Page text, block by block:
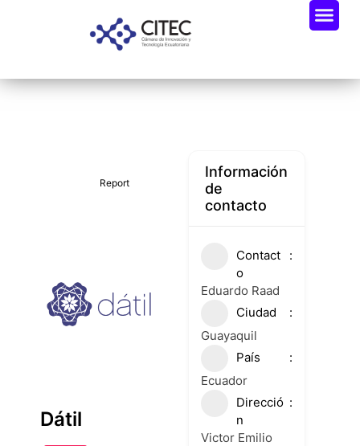
Report
Dátil
Información
de
contacto
Contact
o
Eduardo Raad
Ciudad
Guayaquil
País
Ecuador
Direcció
n
Victor Emilio